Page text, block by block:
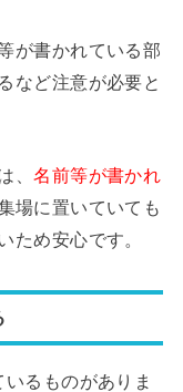
が書かれている部
など注意が必要と
、名前等が書かれ
場に置いていても
ため安心です。
るものがありま